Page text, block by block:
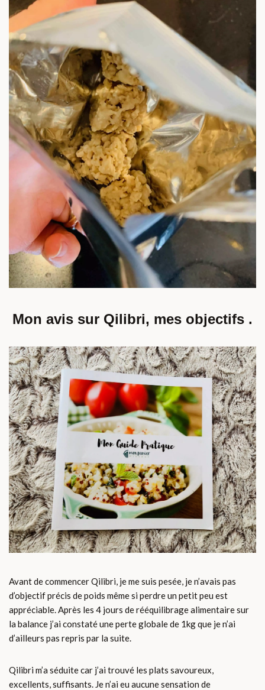
Mon avis sur Qilibri, mes objectifs .
Avant de commencer Qilibri, je me suis pesée, je n’avais pas
d’objectif précis de poids même si perdre un petit peu est
appréciable. Après les 4 jours de rééquilibrage alimentaire sur
la balance j’ai constaté une perte globale de 1kg que je n’ai
d’ailleurs pas repris par la suite.
Qilibri m’a séduite car j’ai trouvé les plats savoureux,
excellents, suffisants. Je n’ai eu aucune sensation de